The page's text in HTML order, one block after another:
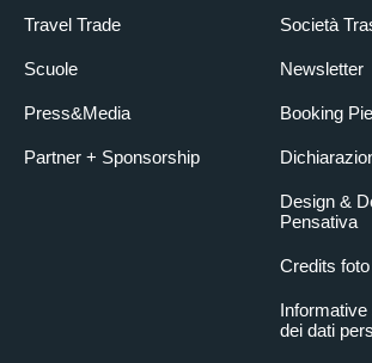
Travel Trade
Scuole
Press&Media
Partner + Sponsorship
Società
Newsletter
Booking
Design &
Pensativa
Credits foto
dei dati